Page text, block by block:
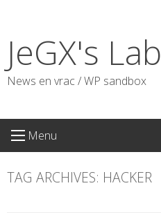
content
JeGX's Lab
News en vrac / WP sandbox
Menu
TAG ARCHIVES: HACKER